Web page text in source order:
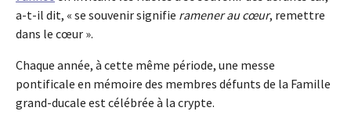
a-t-il dit, « se souvenir signifie ramener au cœur, remettre
dans le cœur ».
Chaque année, à cette même période, une messe
pontificale en mémoire des membres défunts de la Famille
grand-ducale est célébrée à la crypte.